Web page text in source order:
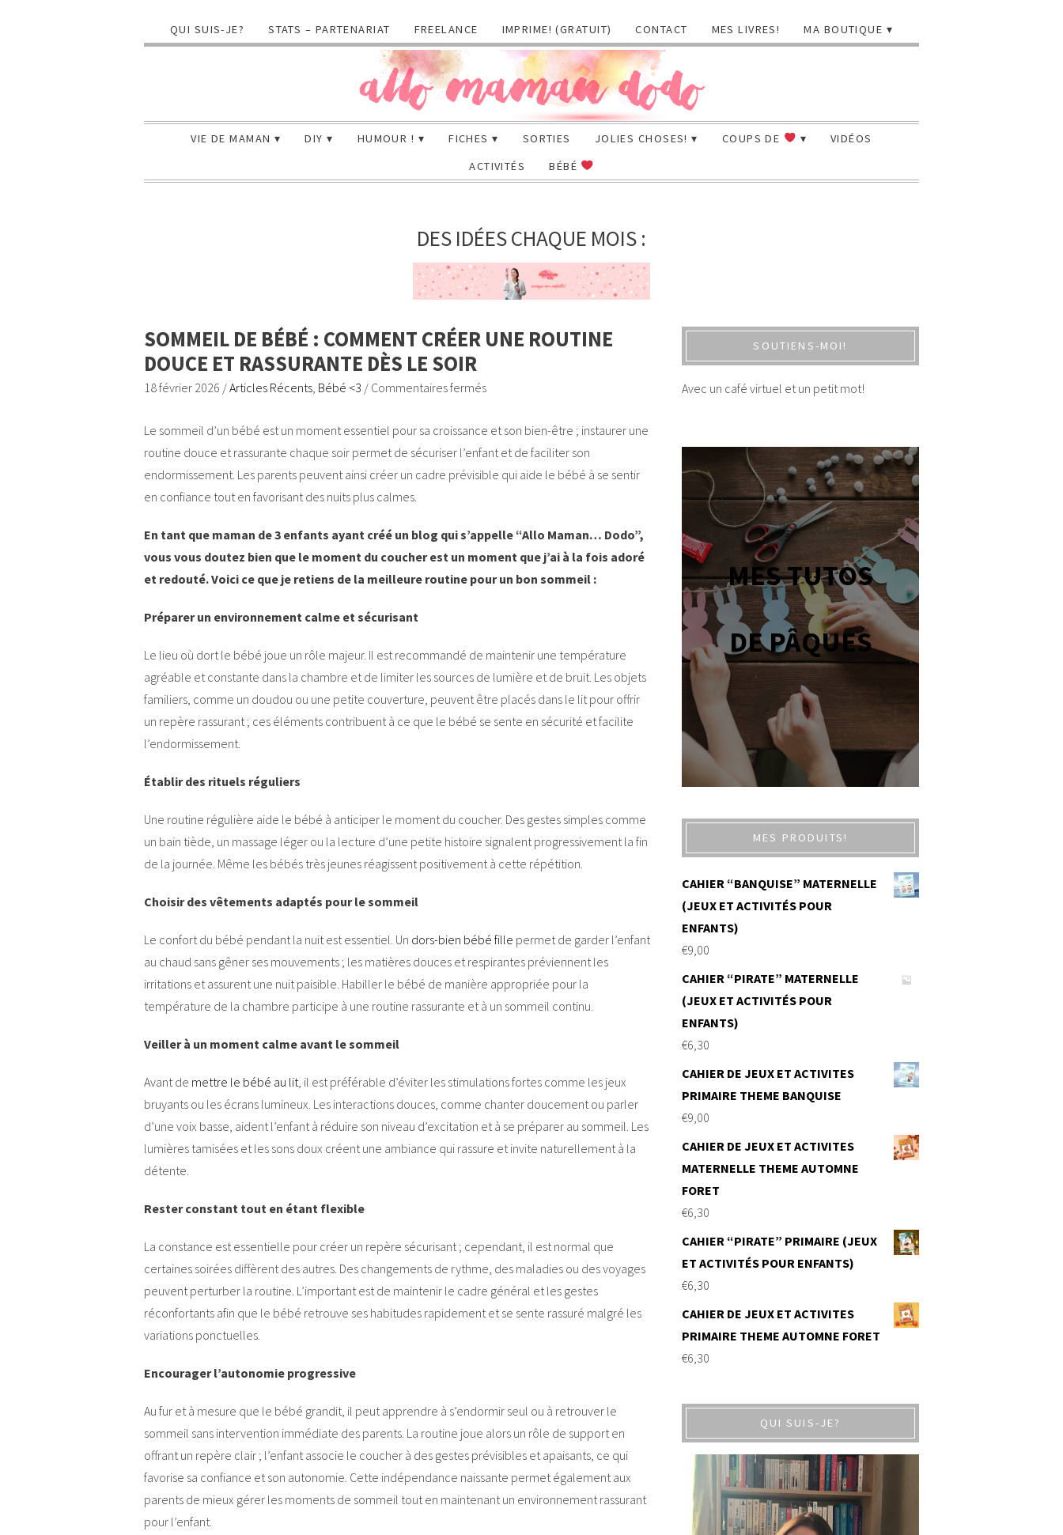
QUI SUIS-JE? STATS – PARTENARIAT FREELANCE IMPRIME! (GRATUIT) CONTACT MES LIVRES! MA BOUTIQUE
VIE DE MAMAN DIY HUMOUR ! FICHES SORTIES JOLIES CHOSES! COUPS DE
VIDÉOS
ACTIVITÉS
BÉBÉ
DES IDÉES CHAQUE MOIS :
SOMMEIL DE BÉBÉ : COMMENT CRÉER UNE ROUTINE
DOUCE ET RASSURANTE DÈS LE SOIR
18 février 2026 /Articles Récents Bébé <3 / Commentaires fermés
Le sommeil d’un bébé est un moment essentiel pour sa croissance et son bien-être ; instaurer une
routine douce et rassurante chaque soir permet de sécuriser l’enfant et de faciliter son
endormissement. Les parents peuvent ainsi créer un cadre prévisible qui aide le bébé à se sentir
en confiance tout en favorisant des nuits plus calmes.
En tant que maman de 3 enfants ayant créé un blog qui s’appelle “Allo Maman… Dodo”,
vous vous doutez bien que le moment du coucher est un moment que j’ai à la fois adoré
et redouté. Voici ce que je retiens de la meilleure routine pour un bon sommeil :
Préparer un environnement calme et sécurisant
Le lieu où dort le bébé joue un rôle majeur. Il est recommandé de maintenir une température
agréable et constante dans la chambre et de limiter les sources de lumière et de bruit. Les objets
familiers, comme un doudou ou une petite couverture, peuvent être placés dans le lit pour offrir
un repère rassurant ; ces éléments contribuent à ce que le bébé se sente en sécurité et facilite
l’endormissement.
Établir des rituels réguliers
Une routine régulière aide le bébé à anticiper le moment du coucher. Des gestes simples comme
un bain tiède, un massage léger ou la lecture d’une petite histoire signalent progressivement la fin
de la journée. Même les bébés très jeunes réagissent positivement à cette répétition.
Choisir des vêtements adaptés pour le sommeil
Le confort du bébé pendant la nuit est essentiel. Un dors-bien bébé fille permet de garder l’enfant
au chaud sans gêner ses mouvements ; les matières douces et respirantes préviennent les
irritations et assurent une nuit paisible. Habiller le bébé de manière appropriée pour la
température de la chambre participe à une routine rassurante et à un sommeil continu.
Veiller à un moment calme avant le sommeil
Avant de mettre le bébé au lit , il est préférable d’éviter les stimulations fortes comme les jeux
bruyants ou les écrans lumineux. Les interactions douces, comme chanter doucement ou parler
d’une voix basse, aident l’enfant à réduire son niveau d’excitation et à se préparer au sommeil. Les
lumières tamisées et les sons doux créent une ambiance qui rassure et invite naturellement à la
détente.
Rester constant tout en étant flexible
La constance est essentielle pour créer un repère sécurisant ; cependant, il est normal que
certaines soirées diffèrent des autres. Des changements de rythme, des maladies ou des voyages
peuvent perturber la routine. L’important est de maintenir le cadre général et les gestes
réconfortants afin que le bébé retrouve ses habitudes rapidement et se sente rassuré malgré les
variations ponctuelles.
Encourager l’autonomie progressive
Au fur et à mesure que le bébé grandit, il peut apprendre à s’endormir seul ou à retrouver le
sommeil sans intervention immédiate des parents. La routine joue alors un rôle de support en
offrant un repère clair ; l’enfant associe le coucher à des gestes prévisibles et apaisants, ce qui
favorise sa confiance et son autonomie. Cette indépendance naissante permet également aux
parents de mieux gérer les moments de sommeil tout en maintenant un environnement rassurant
pour l’enfant.
SOUTIENS-MOI!
Avec un café virtuel et un petit mot!
MES TUTOS
DE PÂQUES
MES PRODUITS!
CAHIER “BANQUISE” MATERNELLE
(JEUX ET ACTIVITÉS POUR
ENFANTS)
€9,00
CAHIER “PIRATE” MATERNELLE
(JEUX ET ACTIVITÉS POUR
ENFANTS)
€6,30
CAHIER DE JEUX ET ACTIVITES
PRIMAIRE THEME BANQUISE
€9,00
CAHIER DE JEUX ET ACTIVITES
MATERNELLE THEME AUTOMNE
FORET
€6,30
CAHIER “PIRATE” PRIMAIRE (JEUX
ET ACTIVITÉS POUR ENFANTS)
€6,30
CAHIER DE JEUX ET ACTIVITES
PRIMAIRE THEME AUTOMNE FORET
€6,30
QUI SUIS-JE?